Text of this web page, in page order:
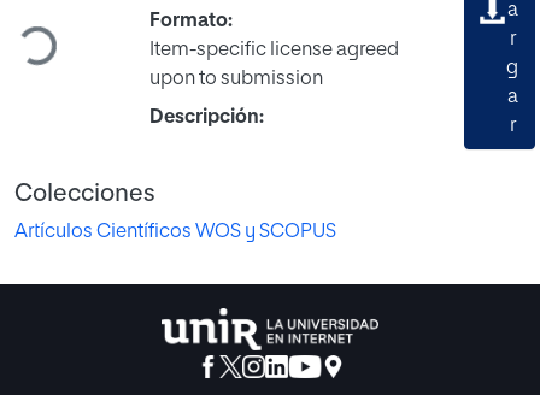
Cargando...
Formato:
Item-specific license agreed
upon to submission
Descripción:
a
r
g
a
r
Colecciones
Artículos Científicos WOS y SCOPUS